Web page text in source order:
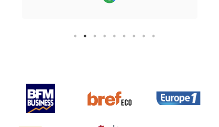
supplémentaire est très bien